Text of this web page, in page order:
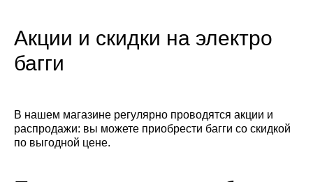
Акции и скидки на электро
багги
В нашем магазине регулярно проводятся акции и
распродажи: вы можете приобрести багги со скидкой
по выгодной цене.